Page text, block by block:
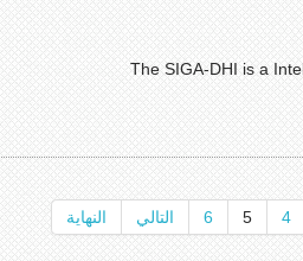
The SIGA-DHI is a
4
5
6 التالي النهاية